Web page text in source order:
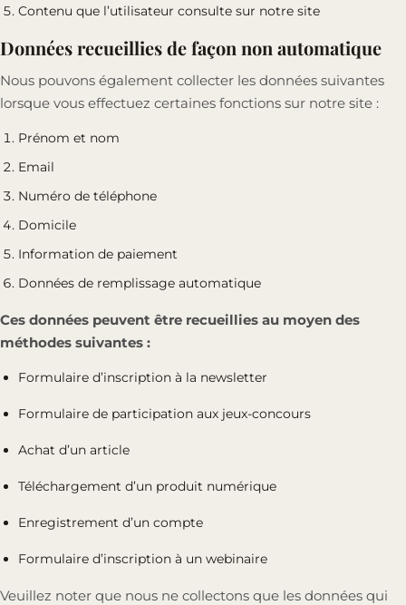
Contenu que l’utilisateur consulte sur notre site
Données recueillies de façon non automatique
Nous pouvons également collecter les données suivantes
lorsque vous effectuez certaines fonctions sur notre site :
Prénom et nom
Email
Numéro de téléphone
Domicile
Information de paiement
Données de remplissage automatique
Ces données peuvent être recueillies au moyen des
méthodes suivantes :
Formulaire d’inscription à la newsletter
Formulaire de participation aux jeux-concours
Achat d’un article
Téléchargement d’un produit numérique
Enregistrement d’un compte
Formulaire d’inscription à un webinaire
Veuillez noter que nous ne collectons que les données qui